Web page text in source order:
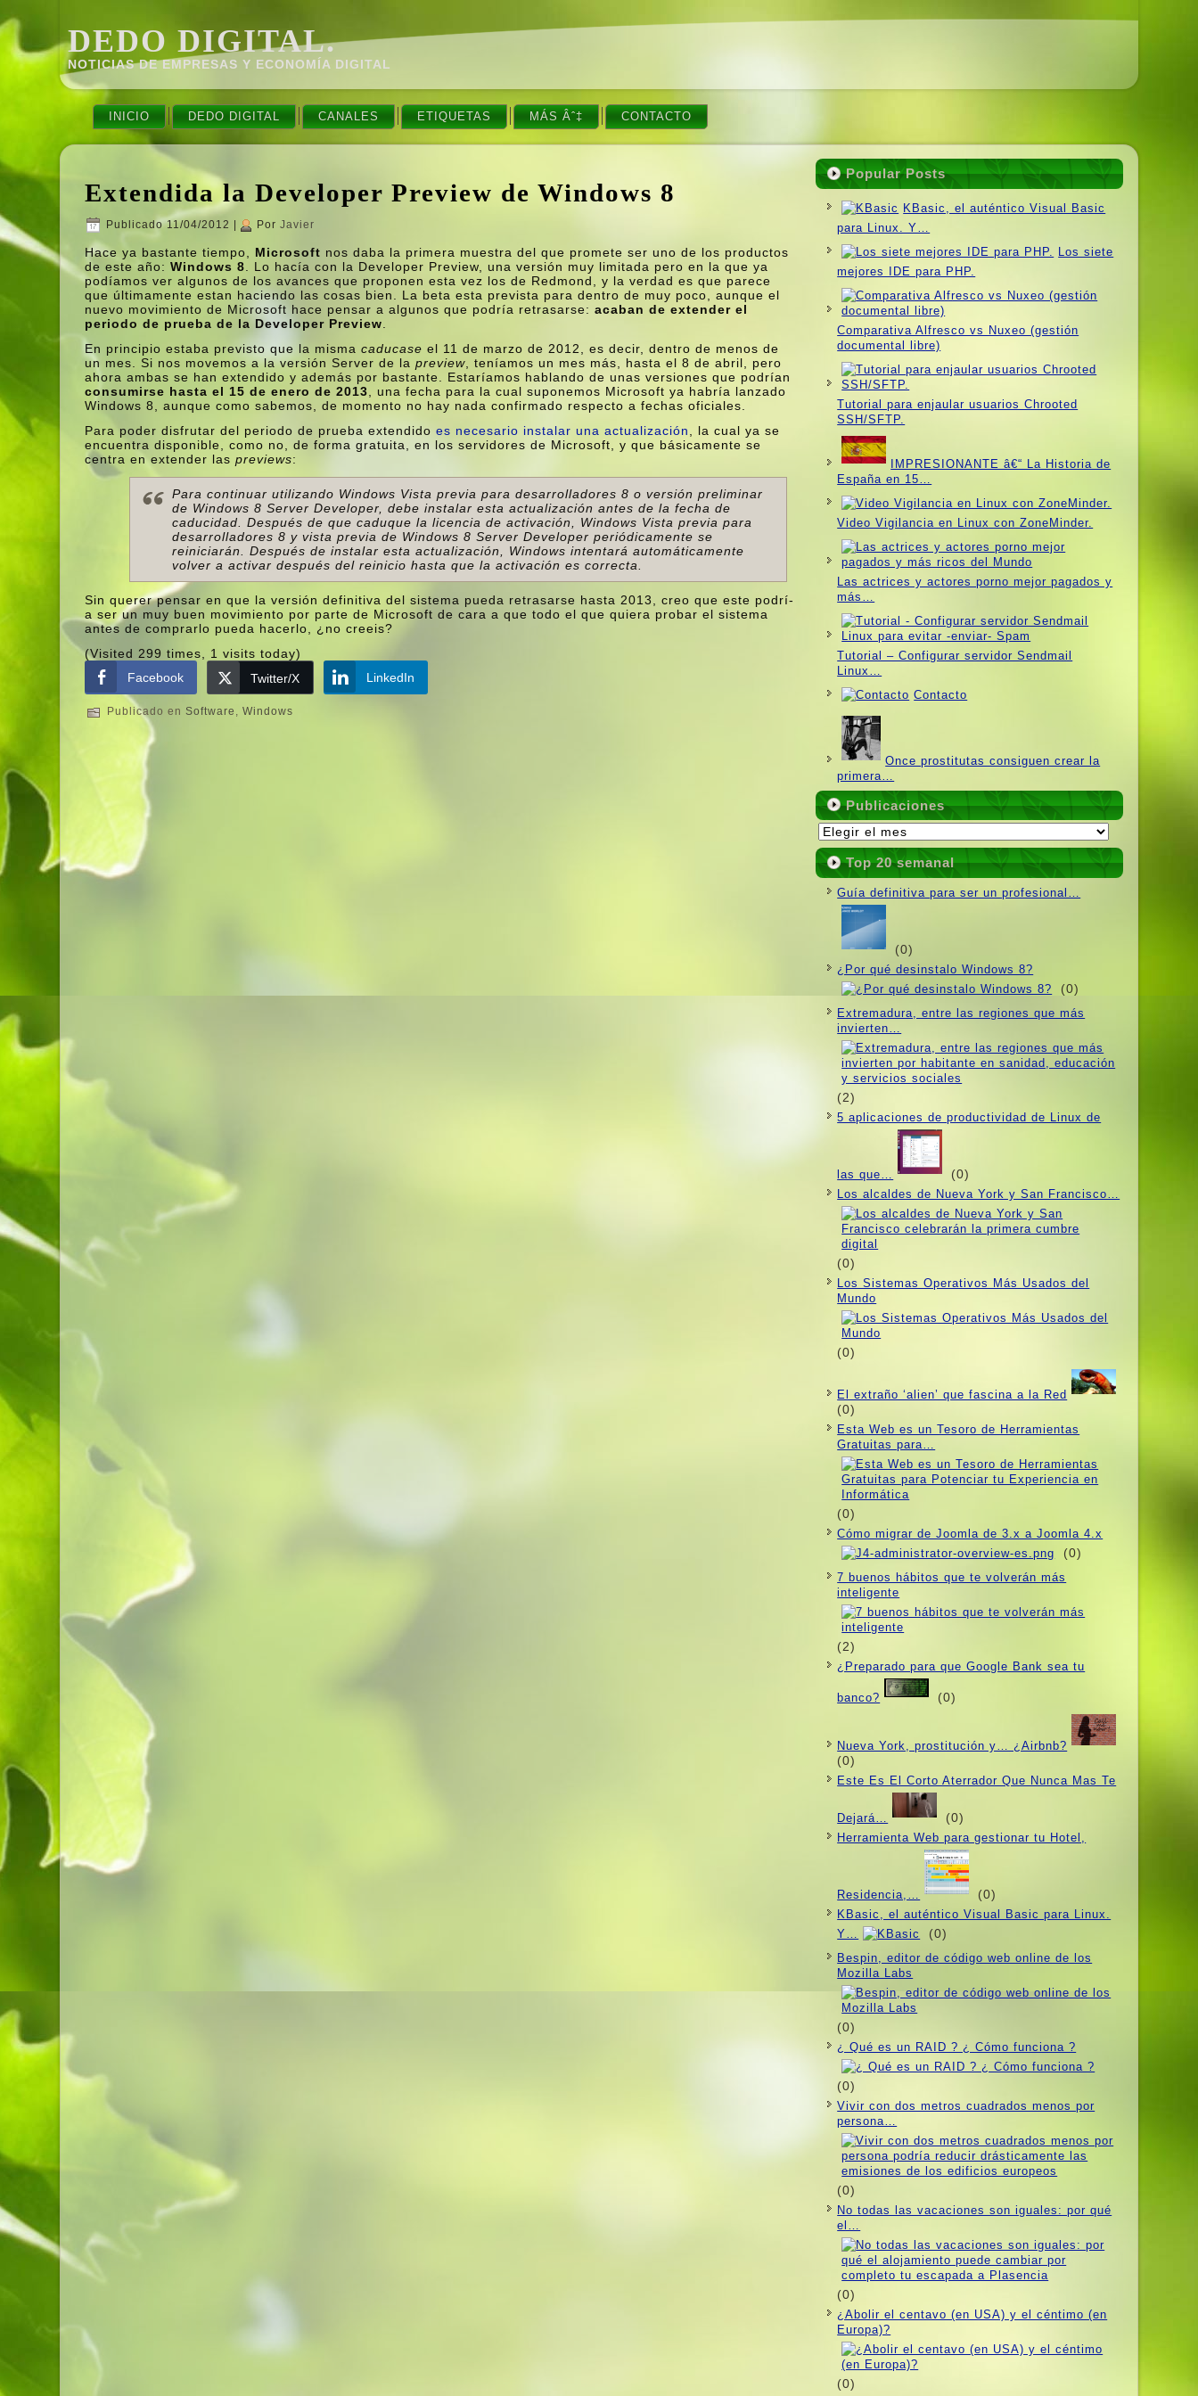
DEDO DIGITAL.
NOTICIAS DE EMPRESAS Y ECONOMÍ­A DIGITAL
INICIO DEDO DIGITAL CANALES ETIQUETAS MÁS Âˆ‡ CONTACTO
Extendida la Developer Preview de Windows 8
Publicado 11/04/2012 Por Javier
Hace ya bastante tiempo, Microsoft nos daba la primera muestra del que promete ser uno de los productos
de este año:Windows 8 . Lo hací­a con la Developer Preview, una versión muy limitada pero en la que ya
podí­amos ver algunos de los avances que proponen esta vez los de Redmond, y la verdad es que parece
que últimamente estan haciendo las cosas bien. La beta esta prevista para dentro de muy poco, aunque el
nuevo movimiento de Microsoft hace pensar a algunos que podrí­a retrasarse:acaban de extender el
periodo de prueba de la Developer Preview
En principio estaba previsto que la mismacaducase el 11 de marzo de 2012, es decir, dentro de menos de
un mes. Si nos movemos a la versión Server de lapreview , tení­amos un mes más, hasta el 8 de abril, pero
ahora ambas se han extendido y además por bastante. Estarí­amos hablando de unas versiones que podrí­an
consumirse hasta el 15 de enero de 2013 , una fecha para la cual suponemos Microsoft ya habrí­a lanzado
Windows 8, aunque como sabemos, de momento no hay nada confirmado respecto a fechas oficiales.
Para poder disfrutar del periodo de prueba extendidoes necesario instalar una actualización
, la cual ya se
encuentra disponible, como no, de forma gratuita, en los servidores de Microsoft, y que básicamente se
centra en extender laspreviews:
Para continuar utilizando Windows Vista previa para desarrolladores 8 o versión preliminar
de Windows 8 Server Developer, debe instalar esta actualización antes de la fecha de
caducidad. Después de que caduque la licencia de activación, Windows Vista previa para
desarrolladores 8 y vista previa de Windows 8 Server Developer periódicamente se
reiniciarán. Después de instalar esta actualización, Windows intentará automáticamente
volver a activar después del reinicio hasta que la activación es correcta.
Sin querer pensar en que la versión definitiva del sistema pueda retrasarse hasta 2013, creo que este podrí­
a ser un muy buen movimiento por parte de Microsoft de cara a que todo el que quiera probar el sistema
antes de comprarlo pueda hacerlo, ¿no creeis?
(Visited 299 times, 1 visits today)
Facebook
Twitter/X LinkedIn
Publicado en Software ,Windows
Popular Posts
KBasic, el auténtico Visual Basic
para Linux. Y…
Los siete
mejores IDE para PHP.
Comparativa Alfresco vs Nuxeo (gestión
documental libre)
Tutorial para enjaular usuarios Chrooted
SSH/SFTP.
IMPRESIONANTE â€“ La Historia de
España en 15…
Video Vigilancia en Linux con ZoneMinder.
Las actrices y actores porno mejor pagados y
más…
Tutorial – Configurar servidor Sendmail
Linux…
Contacto
Once prostitutas consiguen crear la
primera…
Publicaciones
Publicaciones
Top 20 semanal
Guí­a definitiva para ser un profesional…
(0)
¿Por qué desinstalo Windows 8?
(0)
Extremadura, entre las regiones que más
invierten…
(2)
5 aplicaciones de productividad de Linux de
las que… (0)
Los alcaldes de Nueva York y San Francisco…
(0)
Los Sistemas Operativos Más Usados ​​del
Mundo
(0)
El extraño ‘alien’ que fascina a la Red
(0)
Esta Web es un Tesoro de Herramientas
Gratuitas para…
(0)
Cómo migrar de Joomla de 3.x a Joomla 4.x
(0)
7 buenos hábitos que te volverán más
inteligente
(2)
¿Preparado para que Google Bank sea tu
banco? (0)
Nueva York, prostitución y… ¿Airbnb?
(0)
Este Es El Corto Aterrador Que Nunca Mas Te
Dejará… (0)
Herramienta Web para gestionar tu Hotel,
Residencia,… (0)
KBasic, el auténtico Visual Basic para Linux.
Y…
(0)
Bespin, editor de código web online de los
Mozilla Labs
(0)
¿ Qué es un RAID ? ¿ Cómo funciona ?
(0)
Vivir con dos metros cuadrados menos por
persona…
(0)
No todas las vacaciones son iguales: por qué
el…
(0)
¿Abolir el centavo (en USA) y el céntimo (en
Europa)?
(0)